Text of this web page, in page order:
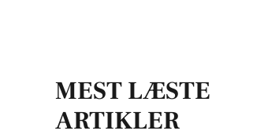
MEST LÆSTE
ARTIKLER